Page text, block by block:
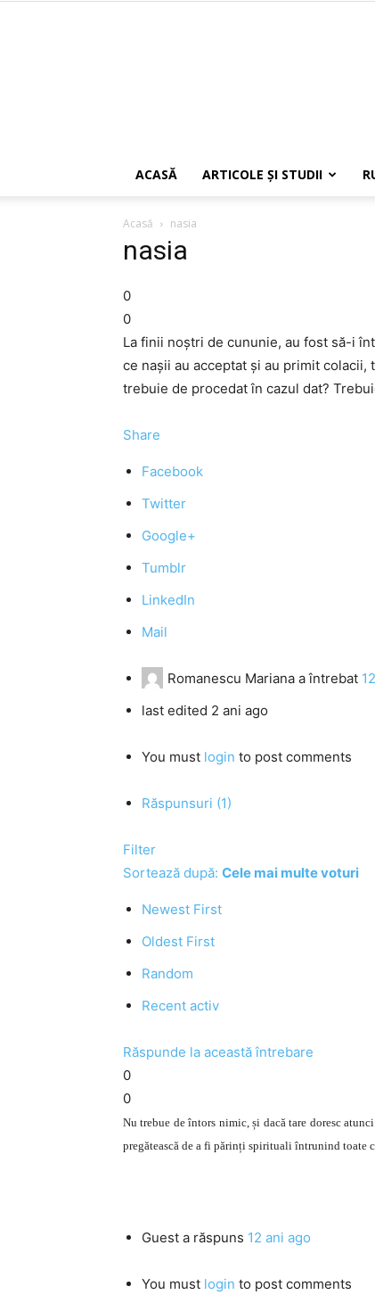
ACASĂ ARTICOLE ŞI STUDII
Acasă nasia
nasia
0
0
La finii noștri de cununie, au fost să-i
ce nașii au acceptat și au primit
trebuie de procedat în cazul dat?
Share
Facebook
Twitter
Google+
Tumblr
LinkedIn
Mail
Romanescu Mariana a întrebat
last edited 2 ani ago
You must login to post comments
Răspunsuri (1)
Filter
Sortează după: Cele mai multe voturi
Newest First
Oldest First
Random
Recent activ
Răspunde la această întrebare
0
0
Nu trebue de întors nimic, și dacă tare doresc
pregătească de a fi părinți spirituali întrunind toate
Guest a răspuns 12 ani ago
You must login to post comments